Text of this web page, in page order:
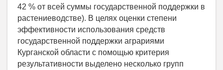
42 % от всей суммы государственной поддержки в
растениеводстве). В целях оценки степени
эффективности использования средств
государственной поддержки аграриями
Курганской области с помощью критерия
результативности выделено несколько групп